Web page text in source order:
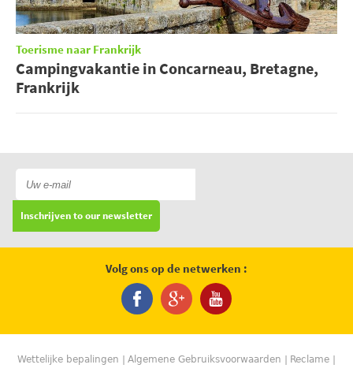
Toerisme naar Frankrijk
Campingvakantie in Concarneau, Bretagne,
Frankrijk
Inschrijven to our newsletter
Volg ons op de netwerken :
Wettelijke bepalingen Algemene Gebruiksvoorwaarden Reclame